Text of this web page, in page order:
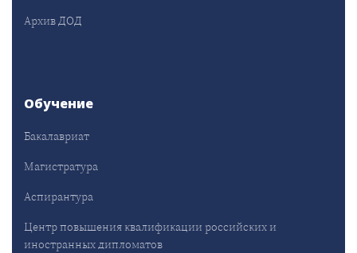
Архив ДОД
Обучение
Бакалавриат
Магистратура
Аспирантура
Центр повышения квалификации российских и
иностранных дипломатов